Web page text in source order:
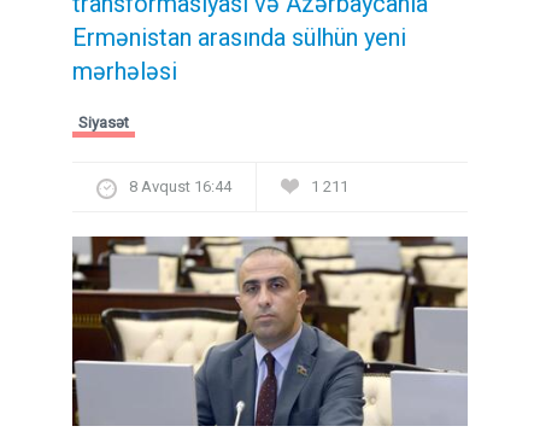
Ermənistan arasında sülhün yeni
mərhələsi
Siyasət
8 Avqust 16:44 1 211